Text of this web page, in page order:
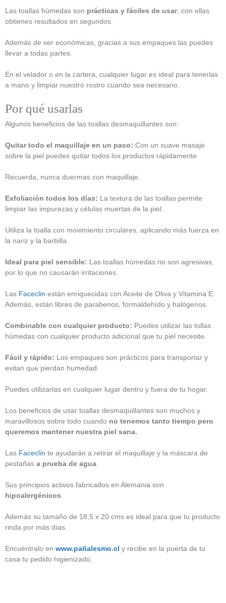
Las toallas húmedas son prácticas y fáciles de usar, con ellas
obtienes resultados en segundos.
Además de ser económicas, gracias a sus empaques las puedes
llevar a todas partes.
En el velador o en la cartera, cualquier lugar es ideal para tenerlas
a mano y limpiar nuestro rostro cuando sea necesario.
Por qué usarlas
Algunos beneficios de las toallas desmaquillantes son:
Quitar todo el maquillaje en un paso: Con un suave masaje
sobre la piel puedes quitar todos los productos rápidamente.
Recuerda, nunca duermas con maquillaje.
Exfoliación todos los días: La textura de las toallas permite
limpiar las impurezas y células muertas de la piel.
Utiliza la toalla con movimiento circulares, aplicando más fuerza en
la nariz y la barbilla.
Ideal para piel sensible: Las toallas húmedas no son agresivas,
por lo que no causarán irritaciones.
Las Faceclin están enriquecidas con Aceite de Oliva y Vitamina E.
Además, están libres de parabenos, formaldehído y halógenos.
Combinable con cualquier producto: Puedes utilizar las tollas
húmedas con cualquier producto adicional que tu piel necesite.
Fácil y rápido: Los empaques son prácticos para transportar y
evitan que pierdan humedad.
Puedes utilizarlas en cualquier lugar dentro y fuera de tu hogar.
Los beneficios de usar toallas desmaquillantes son muchos y
maravillosos sobre todo cuando no tenemos tanto tiempo pero
queremos mantener nuestra piel sana.
Las Faceclin te ayudarán a retirar el maquillaje y la máscara de
pestañas a prueba de agua
Sus principios activos fabricados en Alemania son
hipoalergénicos
Además su tamaño de 18,5 x 20 cms es ideal para que tu producto
rinda por más días.
Encuéntralo en www.pañalesmo.cl y recibe en la puerta de tu
casa tu pedido higienizado.